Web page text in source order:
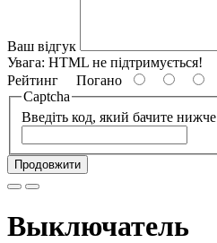
Ваш відгук
Увага: HTML не підтримується!
Рейтинг Погано
Captcha
Введіть код, який бачите нижче
Продовжити
Выключатель